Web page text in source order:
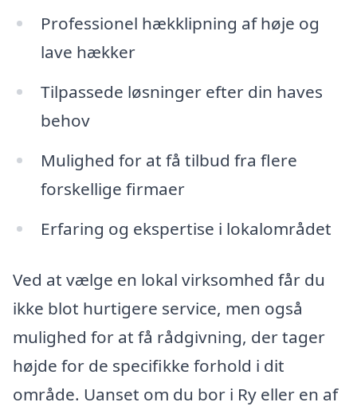
Professionel hækklipning af høje og
lave hækker
Tilpassede løsninger efter din haves
behov
Mulighed for at få tilbud fra flere
forskellige firmaer
Erfaring og ekspertise i lokalområdet
Ved at vælge en lokal virksomhed får du
ikke blot hurtigere service, men også
mulighed for at få rådgivning, der tager
højde for de specifikke forhold i dit
område. Uanset om du bor i Ry eller en af